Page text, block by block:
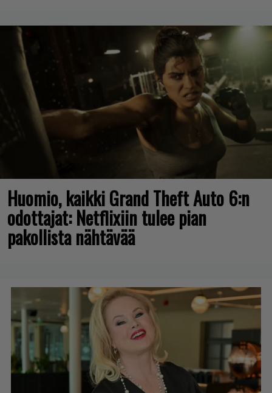
Huomio, kaikki Grand Theft Auto 6:n
odottajat: Netflixiin tulee pian
pakollista nähtävää